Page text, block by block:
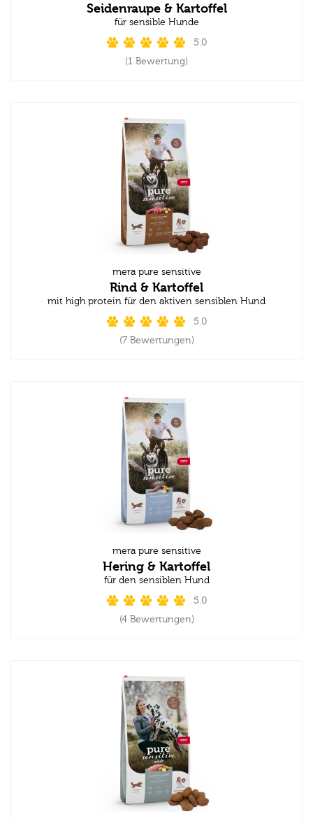
Seidenraupe & Kartoffel
für sensible Hunde
5.0
(1 Bewertung)
mera pure sensitive
Rind & Kartoffel
mit high protein für den aktiven sensiblen Hund
5.0
(7 Bewertungen)
mera pure sensitive
Hering & Kartoffel
für den sensiblen Hund
5.0
(4 Bewertungen)